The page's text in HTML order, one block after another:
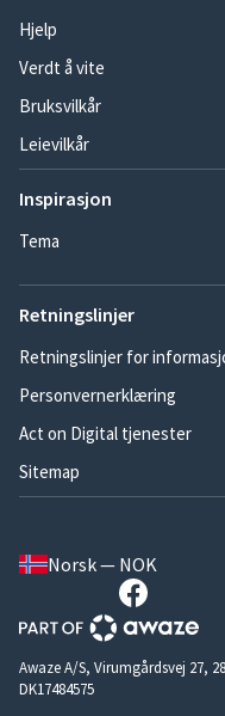
Hjelp
Verdt å vite
Bruksvilkår
Leievilkår
Inspirasjon
Tema
Retningslinjer
Retningslinjer for
Personvernerklæring
Act on Digital tjenester
Sitemap
Norsk — NOK
Awaze A/S, Virumgårdsvej 27,
DK17484575